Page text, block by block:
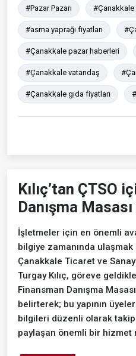
#Pazar Pazarı #Çanakkale
#asma yaprağı fiyatları
#Çanakkale pazar haberleri
#Çanakkale vatandaş
#Çanakkale gıda fiyatları
Kılıç’tan ÇTSO
Danışma
İşletmeler için en önemli
bilgiye zamanında
Çanakkale Ticaret ve
Turgay Kılıç, göreve
Finansman Danışma
belirterek; bu yapının
bilgileri düzenli olarak
paylaşan önemli bir hizmet